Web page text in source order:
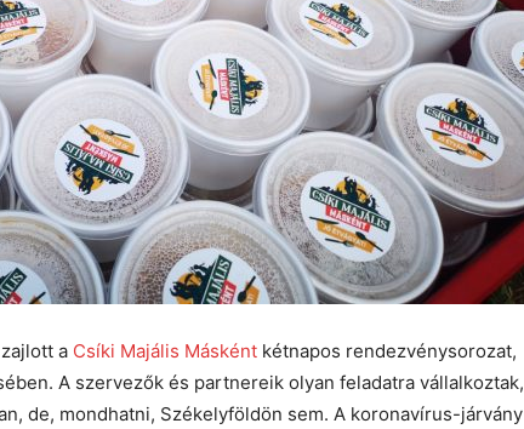
a Csíki Majális Másként kétnapos rendezvénysorozat,
A szervezők és partnereik olyan feladatra vállalkoztak,
de, mondhatni, Székelyföldön sem. A koronavírus-járvány